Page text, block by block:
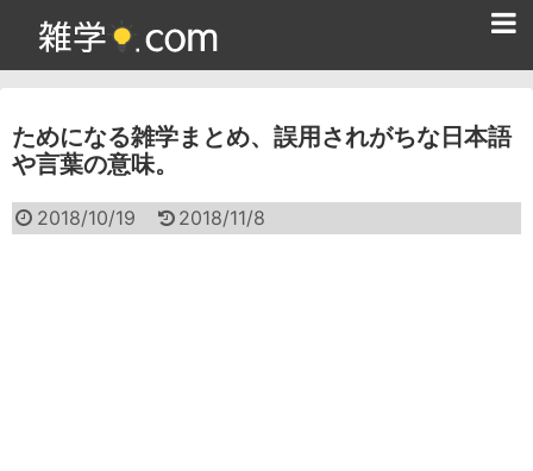
ためになる雑学まとめ、誤用されがちな日本語
や言葉の意味。
2018/10/19 2018/11/8
雑学クイズ問題集
面白い雑学